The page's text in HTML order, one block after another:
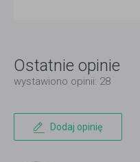
Ostatnie opinie
wystawiono opinii: 28
Dodaj opinię